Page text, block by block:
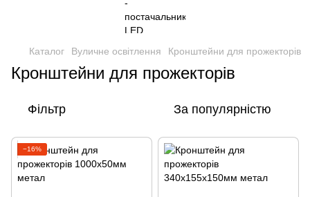
Каталог Вуличне освітлення Кронштейни для прожекторів
Кронштейни для прожекторів
Фільтр За популярністю
−16%